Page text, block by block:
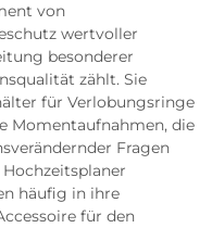
von
wertvoller
besonderer
zählt. Sie
für Verlobungsringe
Momentaufnahmen, die
Fragen
häufig in ihre
für den